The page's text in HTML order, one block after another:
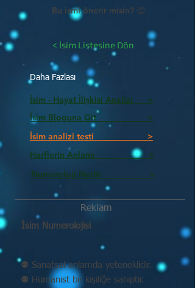
Bu ismi önerir misin? 😊
< İsim Listesine Dön
Daha Fazlası
İsim - Hayat İlişkisi Analizi >
İsim Bloguna Git >
İsim analizi testi >
Harflerin Anlamı >
Numeroloji Nedir_________ >
Reklam
İsim Numerolojisi
⚉ Sanatsal anlamda yeteneklidir.
⚉ Hümanist bir kişiliğe sahiptir.